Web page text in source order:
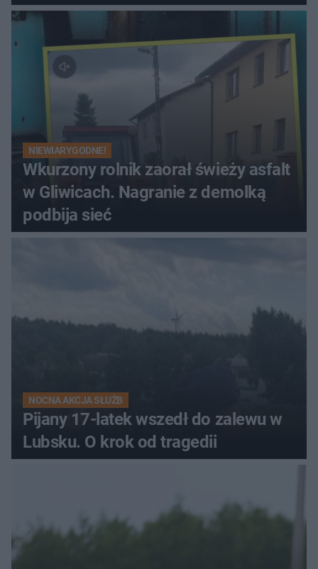
NIEWIARYGODNE!
Wkurzony rolnik zaorał świeży asfalt
w Gliwicach. Nagranie z demolką
podbija sieć
NOCNA AKCJA SŁUŻB
Pijany 17-latek wszedł do zalewu w
Lubsku. O krok od tragedii